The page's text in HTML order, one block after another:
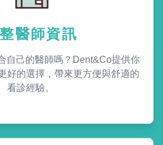
醫師資訊
自己的醫師嗎？Dent&Co提供你
好的選擇，帶來更方便與舒適的
看診經驗。